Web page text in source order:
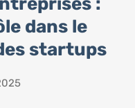
dans le
startups